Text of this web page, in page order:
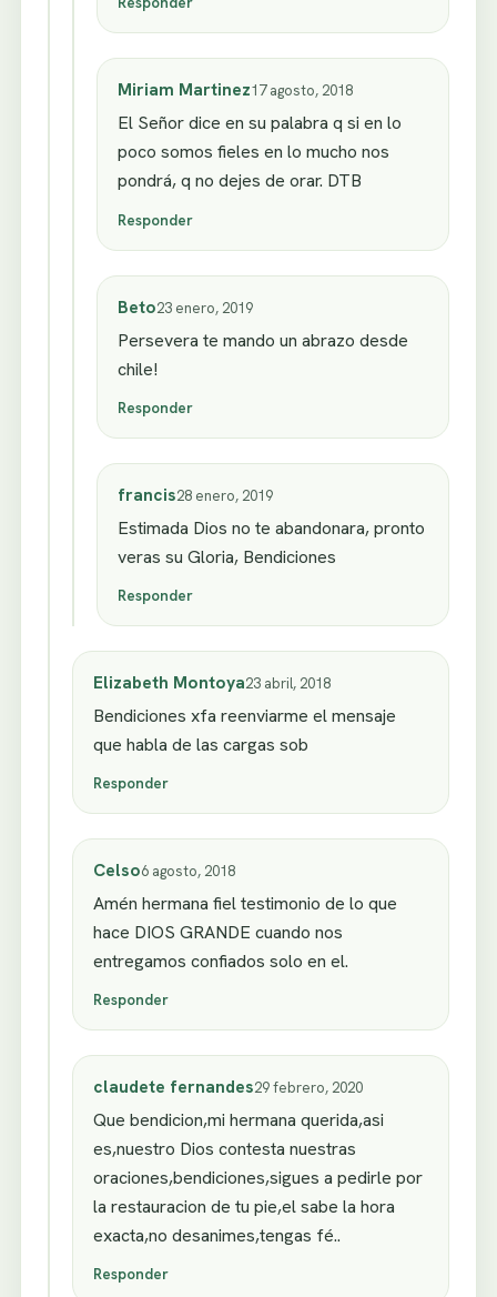
Miriam Martinez17 agosto, 2018
El Señor dice en su palabra q si en lo
poco somos fieles en lo mucho nos
pondrá, q no dejes de orar. DTB
Responder
Beto23 enero, 2019
Persevera te mando un abrazo desde
chile!
Responder
francis28 enero, 2019
Estimada Dios no te abandonara, pronto
veras su Gloria, Bendiciones
Responder
Elizabeth Montoya23 abril, 2018
Bendiciones xfa reenviarme el mensaje
que habla de las cargas sob
Responder
Celso6 agosto, 2018
Amén hermana fiel testimonio de lo que
hace DIOS GRANDE cuando nos
entregamos confiados solo en el.
Responder
claudete fernandes29 febrero, 2020
Que bendicion,mi hermana querida,asi
es,nuestro Dios contesta nuestras
oraciones,bendiciones,sigues a pedirle por
la restauracion de tu pie,el sabe la hora
exacta,no desanimes,tengas fé..
Responder